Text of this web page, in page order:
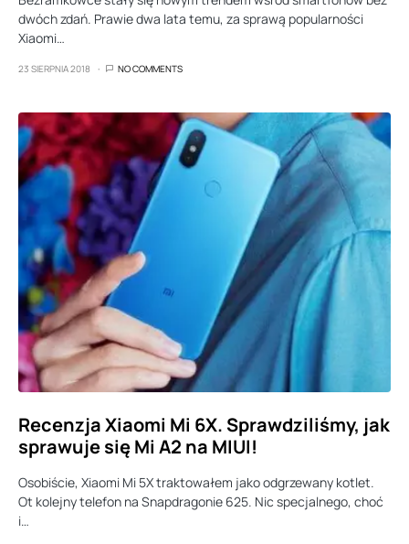
dwóch zdań. Prawie dwa lata temu, za sprawą popularności
Xiaomi…
23 SIERPNIA 2018 NO COMMENTS
Recenzja Xiaomi Mi 6X. Sprawdziliśmy, jak
sprawuje się Mi A2 na MIUI!
Osobiście, Xiaomi Mi 5X traktowałem jako odgrzewany kotlet.
Ot kolejny telefon na Snapdragonie 625. Nic specjalnego, choć
i…